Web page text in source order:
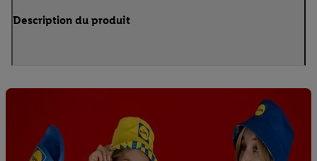
Description du produit